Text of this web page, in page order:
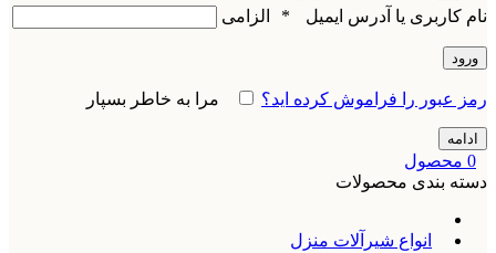
نام کاربری یا آدرس ایمیل
* الزامی
ورود
رمز عبور را فراموش کرده اید؟ مرا به خاطر بسپار
ادامه
0 محصول
دسته بندی محصولات
انواع شیرآلات منزل